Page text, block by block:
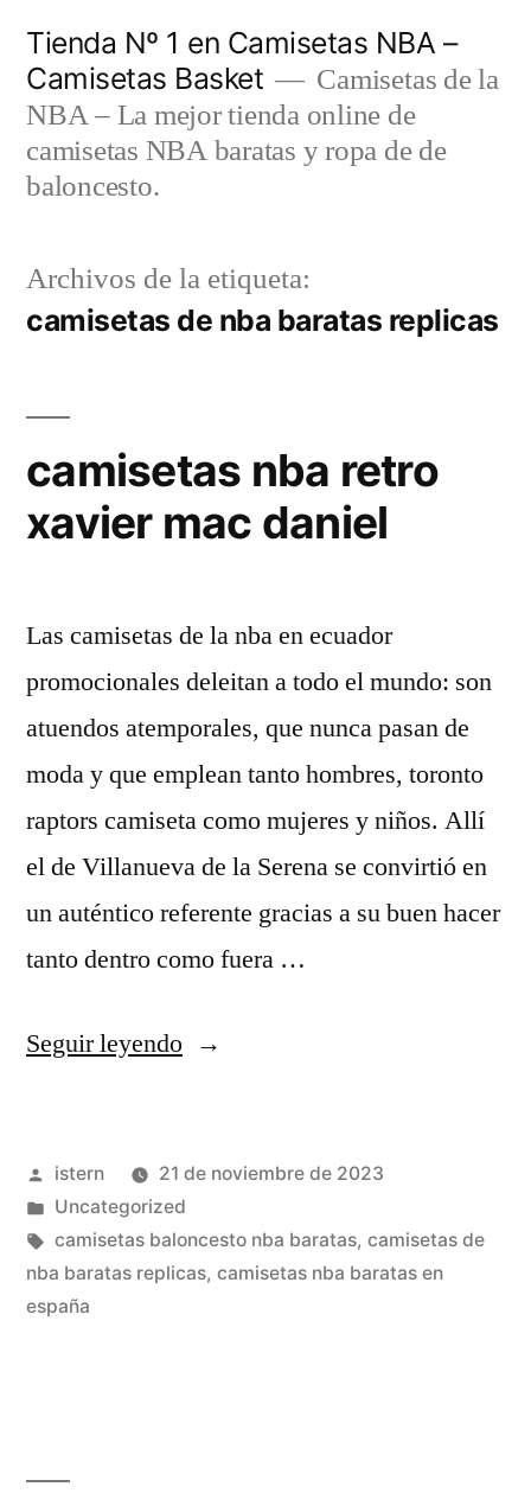
contenido
Tienda Nº 1 en Camisetas NBA –
Camisetas Basket
Camisetas de la
NBA – La mejor tienda online de
camisetas NBA baratas y ropa de de
baloncesto.
Archivos de la etiqueta:
camisetas de nba baratas replicas
camisetas nba retro
xavier mac daniel
Las camisetas de la nba en ecuador
promocionales deleitan a todo el mundo: son
atuendos atemporales, que nunca pasan de
moda y que emplean tanto hombres, toronto
raptors camiseta como mujeres y niños. Allí
el de Villanueva de la Serena se convirtió en
un auténtico referente gracias a su buen hacer
tanto dentro como fuera …
Seguir leyendo«camisetas
xavier
mac
daniel»
Publicado
por
istern
21 de noviembre de 2023
Publicado
en
Uncategorized
Etiquetas:
camisetas baloncesto nba baratas, camisetas de
nba baratas replicas, camisetas nba baratas en
españa